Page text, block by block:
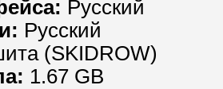
Русский
Русский
(SKIDROW)
1.67 GB